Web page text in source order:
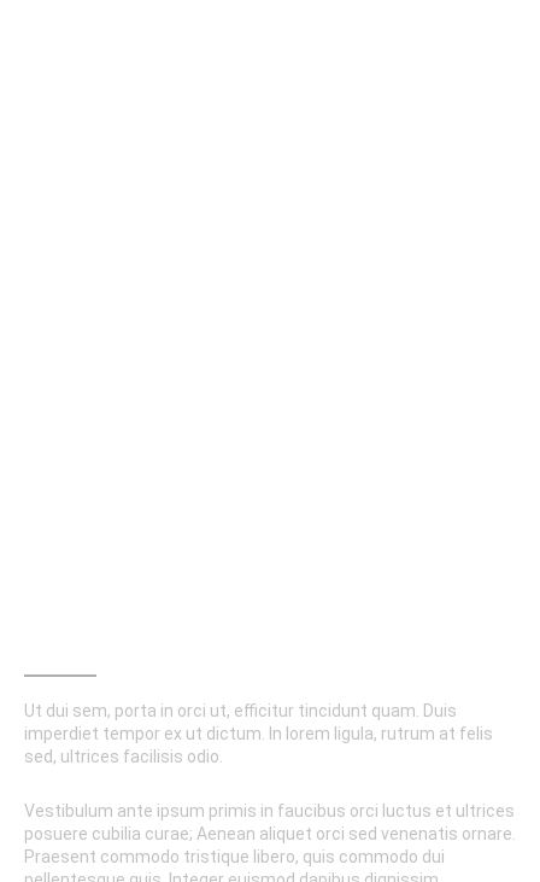
Ut dui sem, porta in orci ut, efficitur tincidunt quam. Duis
imperdiet tempor ex ut dictum. In lorem ligula, rutrum at felis
sed, ultrices facilisis odio.
Vestibulum ante ipsum primis in faucibus orci luctus et ultrices
posuere cubilia curae; Aenean aliquet orci sed venenatis ornare.
Praesent commodo tristique libero, quis commodo dui